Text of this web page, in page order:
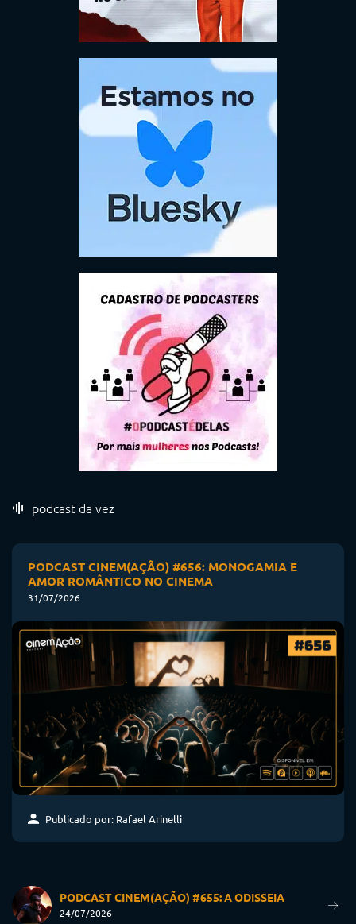
podcast da vez
PODCAST CINEM(AÇÃO) #656: MONOGAMIA E
AMOR ROMÂNTICO NO CINEMA
31/07/2026
Publicado por: Rafael Arinelli
PODCAST CINEM(AÇÃO) #655: A ODISSEIA
24/07/2026